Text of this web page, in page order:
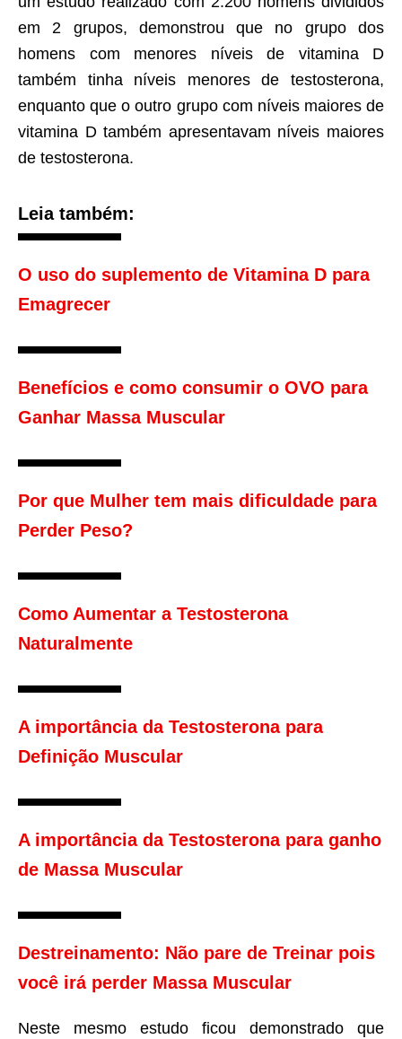
em 2 grupos, demonstrou que no grupo dos
homens com menores níveis de vitamina D
também tinha níveis menores de testosterona,
enquanto que o outro grupo com níveis maiores de
vitamina D também apresentavam níveis maiores
de testosterona.
Leia também:
O uso do suplemento de Vitamina D para
Emagrecer
Benefícios e como consumir o OVO para
Ganhar Massa Muscular
Por que Mulher tem mais dificuldade para
Perder Peso?
Como Aumentar a Testosterona
Naturalmente
A importância da Testosterona para
Definição Muscular
A importância da Testosterona para ganho
de Massa Muscular
Destreinamento: Não pare de Treinar pois
você irá perder Massa Muscular
Neste mesmo estudo ficou demonstrado que